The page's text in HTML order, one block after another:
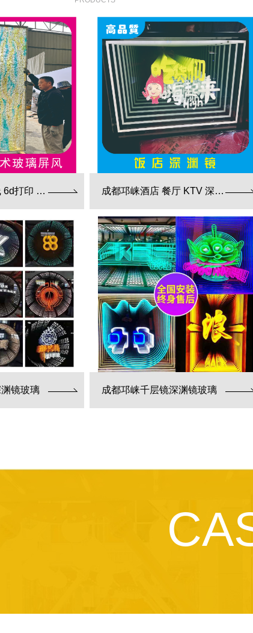
成都邛崃手工立线 6d打印 藤编夹胶 新款 厂家直销 成都邛崃酒店 餐厅 KTV 深渊镜彩色跑马灯
镜玻璃 成都邛崃千层镜深渊镜玻璃